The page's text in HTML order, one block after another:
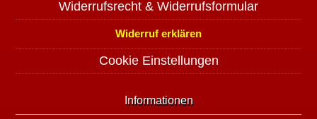
Widerrufsrecht & Widerrufsformular
Widerruf erklären
Cookie Einstellungen
Informationen